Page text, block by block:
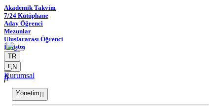
Akademik Takvim
7/24 Kütüphane
Aday Öğrenci
Mezunlar
Uluslararası Öğrenci
İletişim
TR
EN
Kurumsal
Yönetim